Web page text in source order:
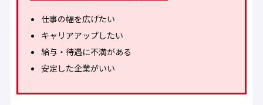
仕事の幅を広げたい
キャリアアップしたい
給与・待遇に不満がある
安定した企業がいい